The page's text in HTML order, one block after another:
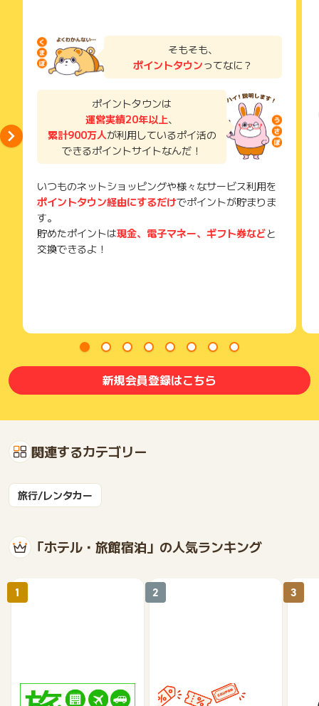
了などのメールは、ポイント獲得するまで必ず保管してくださ
獲得待ち・獲得失敗の状態でお問い合わせされる際に、該当の
メールを送っていただく場合がございます。
そのため、紛失・破棄された場合は対応いたしかねますので、
ご注意ください。
(※) SafariやChromeなどwebサイトを表示するアプリのこと
※キャンセル・不備・いたずら・商品受取拒否及び不着、返品の
場合はポイント獲得対象外です。
支払いはクレジットカード、コンビニ支払いやANA SKY コイ
ンなどが選べます。
そもそも、
ポイントタウンってなに？
ポイントタウンは
運営実績20年以上、
累計900万人が利用しているポイ活の
できるポイントサイトなんだ！
いつものネットショッピングや様々なサービス利用を
ポイントタウン経由にするだけでポイントが貯まりま
す。
貯めたポイントは現金、電子マネー、ギフト券などと
交換できるよ！
新規会員登録はこちら
関連するカテゴリー
旅行/レンタカー
「ホテル・旅館宿泊」の人気ランキング
楽天トラベル
1
じゃらんnet
2 3